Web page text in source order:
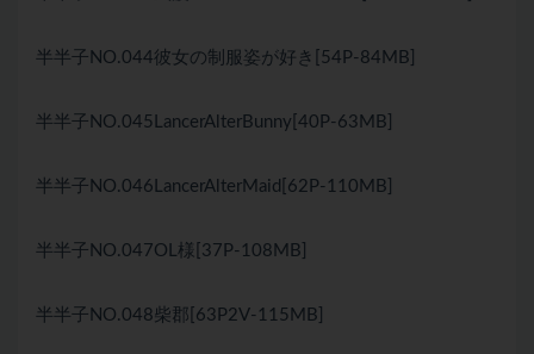
半半子NO.044彼女の制服姿が好き[54P-84MB]
半半子NO.045LancerAlterBunny[40P-63MB]
半半子NO.046LancerAlterMaid[62P-110MB]
半半子NO.047OL様[37P-108MB]
半半子NO.048柴郡[63P2V-115MB]